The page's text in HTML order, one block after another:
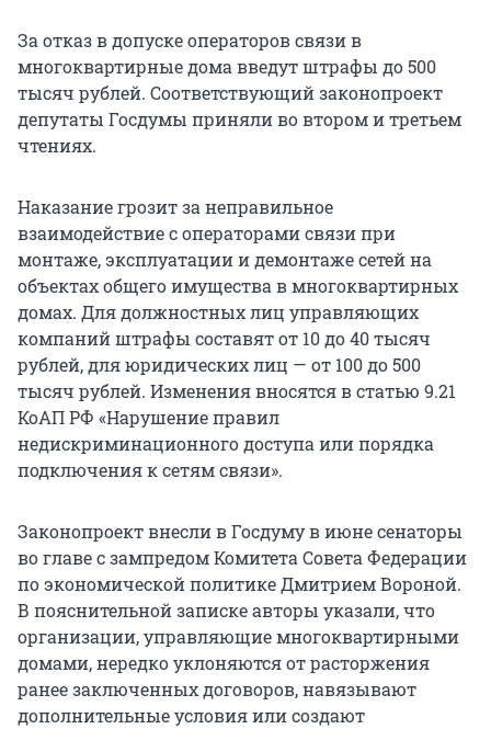
За отказ в допуске операторов связи в
многоквартирные дома введут штрафы до 500
тысяч рублей. Соответствующий законопроект
депутаты Госдумы приняли во втором и третьем
чтениях.
Наказание грозит за неправильное
взаимодействие с операторами связи при
монтаже, эксплуатации и демонтаже сетей на
объектах общего имущества в многоквартирных
домах. Для должностных лиц управляющих
компаний штрафы составят от 10 до 40 тысяч
рублей, для юридических лиц — от 100 до 500
тысяч рублей. Изменения вносятся в статью 9.21
КоАП РФ «Нарушение правил
недискриминационного доступа или порядка
подключения к сетям связи».
Законопроект внесли в Госдуму в июне сенаторы
во главе с зампредом Комитета Совета Федерации
по экономической политике Дмитрием Вороной.
В пояснительной записке авторы указали, что
организации, управляющие многоквартирными
домами, нередко уклоняются от расторжения
ранее заключенных договоров, навязывают
дополнительные условия или создают